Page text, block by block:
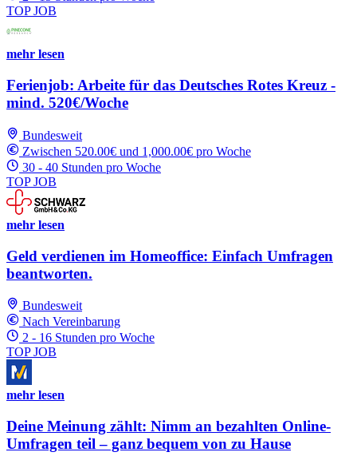
TOP JOB
mehr lesen
Ferienjob: Arbeite für das Deutsches Rotes Kreuz -
mind. 520€/Woche
Bundesweit
Zwischen 520.00€ und 1,000.00€ pro Woche
30 - 40 Stunden pro Woche
TOP JOB
mehr lesen
Geld verdienen im Homeoffice: Einfach Umfragen
beantworten.
Bundesweit
Nach Vereinbarung
2 - 16 Stunden pro Woche
TOP JOB
mehr lesen
Deine Meinung zählt: Nimm an bezahlten Online-
Umfragen teil – ganz bequem von zu Hause